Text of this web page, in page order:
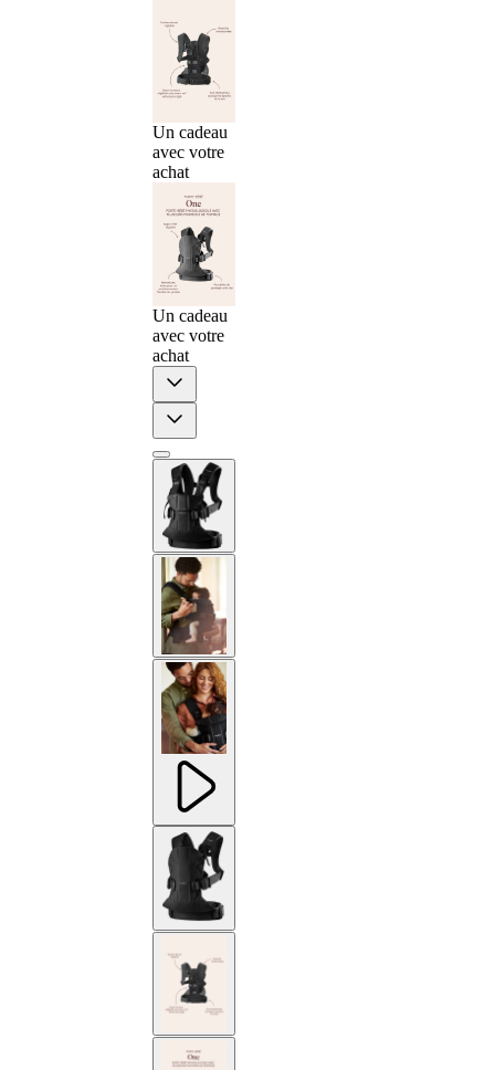
Un cadeau
avec votre
achat
Un cadeau
avec votre
achat